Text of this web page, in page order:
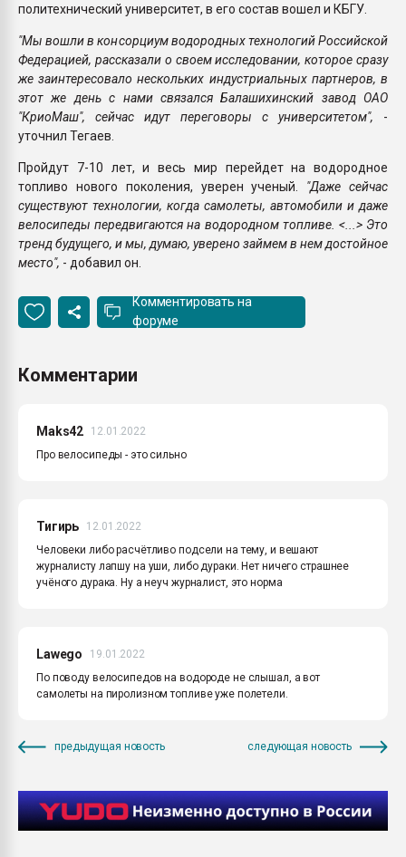
политехнический университет, в его состав вошел и КБГУ.
"Мы вошли в консорциум водородных технологий Российской
Федерацией, рассказали о своем исследовании, которое сразу
же заинтересовало нескольких индустриальных партнеров, в
этот же день с нами связался Балашихинский завод ОАО
"КриоМаш", сейчас идут переговоры с университетом", -
уточнил Тегаев.
Пройдут 7-10 лет, и весь мир перейдет на водородное
топливо нового поколения, уверен ученый. "Даже сейчас
существуют технологии, когда самолеты, автомобили и даже
велосипеды передвигаются на водородном топливе. <...> Это
тренд будущего, и мы, думаю, уверено займем в нем достойное
место", - добавил он.
Комментировать на
форуме
Комментарии
Maks42
12.01.2022
Про велосипеды - это сильно
Тигирь
12.01.2022
Человеки либо расчётливо подсели на тему, и вешают
журналисту лапшу на уши, либо дураки. Нет ничего страшнее
учёного дурака. Ну а неуч журналист, это норма
Lawego
19.01.2022
По поводу велосипедов на водороде не слышал, а вот
самолеты на пиролизном топливе уже полетели.
предыдущая новость следующая новость